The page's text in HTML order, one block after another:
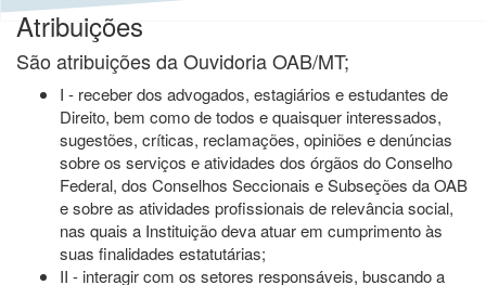
Atribuições
São atribuições da Ouvidoria OAB/MT;
I - receber dos advogados, estagiários e estudantes de
Direito, bem como de todos e quaisquer interessados,
sugestões, críticas, reclamações, opiniões e denúncias
sobre os serviços e atividades dos órgãos do Conselho
Federal, dos Conselhos Seccionais e Subseções da OAB
e sobre as atividades profissionais de relevância social,
nas quais a Instituição deva atuar em cumprimento às
suas finalidades estatutárias;
II - interagir com os setores responsáveis, buscando a